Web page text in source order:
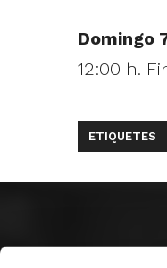
Domingo
12:00 h.
ETIQUETES